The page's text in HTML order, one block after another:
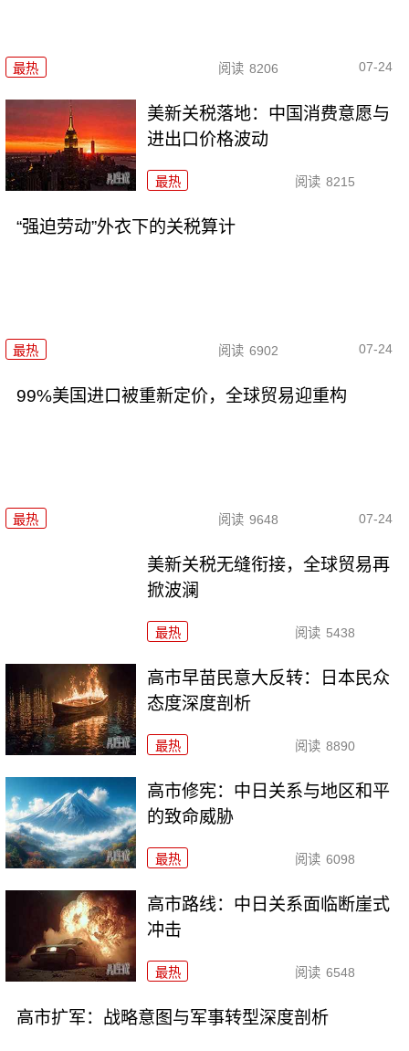
最热 阅读 8206 07-24
美新关税落地：中国消费意愿与
进出口价格波动
最热 阅读 8215
“强迫劳动”外衣下的关税算计
最热 阅读 6902 07-24
99%美国进口被重新定价，全球贸易迎重构
最热 阅读 9648 07-24
美新关税无缝衔接，全球贸易再
掀波澜
最热 阅读 5438
高市早苗民意大反转：日本民众
态度深度剖析
最热 阅读 8890
高市修宪：中日关系与地区和平
的致命威胁
最热 阅读 6098
高市路线：中日关系面临断崖式
冲击
最热 阅读 6548
高市扩军：战略意图与军事转型深度剖析